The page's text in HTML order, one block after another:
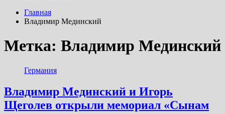
Главная
Владимир Мединский
Метка: Владимир Мединский
Германия
Владимир Мединский и Игорь
Щеголев открыли мемориал «Сынам